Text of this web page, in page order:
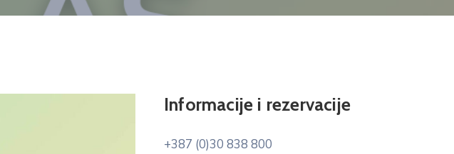
Informacije i rezervacije
+387 (0)30 838 800